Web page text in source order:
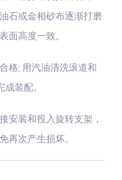
石或金相砂布逐渐打磨
面高度一致。
格; 用汽油清洗滚道和
装配。
安装和投入旋转支架，
再次产生损坏。